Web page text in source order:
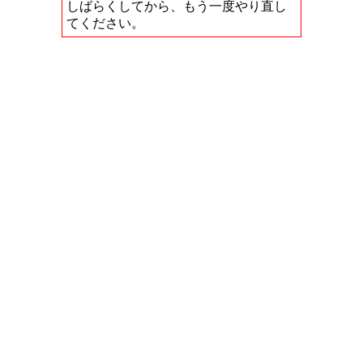
しばらくしてから、もう一度やり直し
てください。